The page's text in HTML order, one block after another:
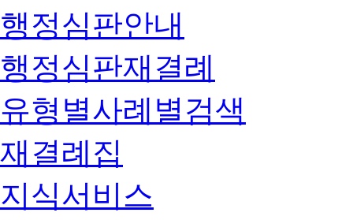
행정심판안내
행정심판재결례
유형별사례별검색
재결례집
지식서비스